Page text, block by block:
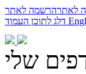
לאתרהרשמה לאתר
שלי